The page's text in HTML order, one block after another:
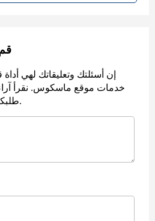
إن أسئلتك وتعليقاتك لهي
خدمات موقع ماسكوس. نقرأ
طلبكم في أسرع وقت ممكن.